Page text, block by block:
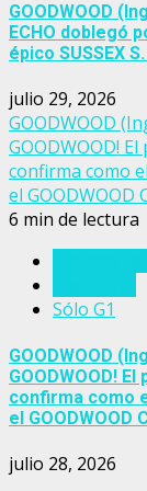
GOODWOOD
ECHO doblegó
épico SUSSEX
julio 29, 2026
GOODWOOD
GOODWOOD!
confirma como
el GOODWOOD
6 min de lectura
Sólo G1
GOODWOOD
GOODWOOD!
confirma como
el GOODWOOD
julio 28, 2026